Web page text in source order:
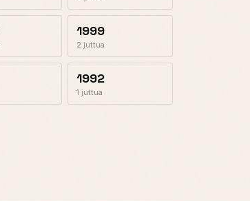
1999
2 juttua
1992
1 juttua